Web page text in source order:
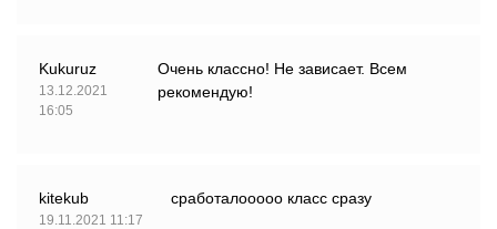
Kukuruz
13.12.2021
16:05
Очень классно! Не зависает. Всем
рекомендую!
kitekub
19.11.2021 11:17
сработалооооо класс сразу